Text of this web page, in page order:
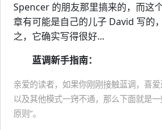
Spencer 的朋友那里搞来的，而这
章有可能是自己的儿子 David 写的
之，它确实写得很好...
蓝调新手指南：
亲爱的读者，如果你刚刚接触蓝调，喜
以及其他模式一窍不通，那么下面就是
原则”。